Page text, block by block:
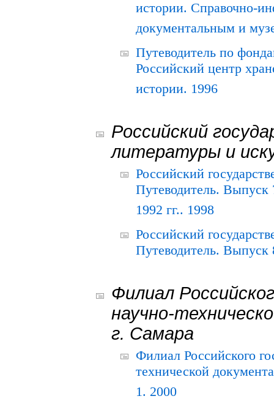
истории. Справочно-
документальным и
Путеводитель по
Российский центр
истории. 1996
Российский
литературы и
Российский
Путеводитель.
1992 гг.. 1998
Российский
Путеводитель. Выпуск
Филиал
научно-
г. Самара
Филиал Российского
технической
1. 2000